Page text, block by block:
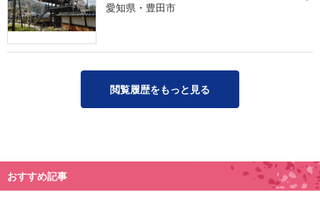
愛知県・豊田市
閲覧履歴をもっと見る
おすすめ記事